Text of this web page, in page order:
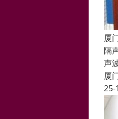
厦
隔
声
厦
25-